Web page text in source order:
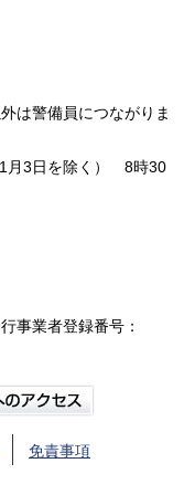
は警備員につながりま
1月3日を除く） 8時30
事業者登録番号：
免責事項